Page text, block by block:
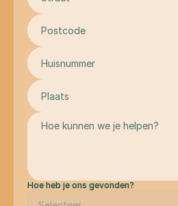
Hoe heb je ons gevonden?